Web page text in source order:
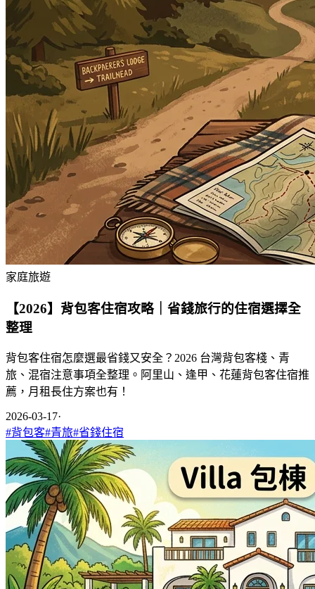
家庭旅遊
【2026】背包客住宿攻略｜省錢旅行的住宿選擇全
整理
背包客住宿怎麼選最省錢又安全？2026 台灣背包客棧、青
旅、混宿注意事項全整理。阿里山、逢甲、花蓮背包客住宿推
薦，月租長住方案也有！
2026-03-17·
#背包客#青旅#省錢住宿